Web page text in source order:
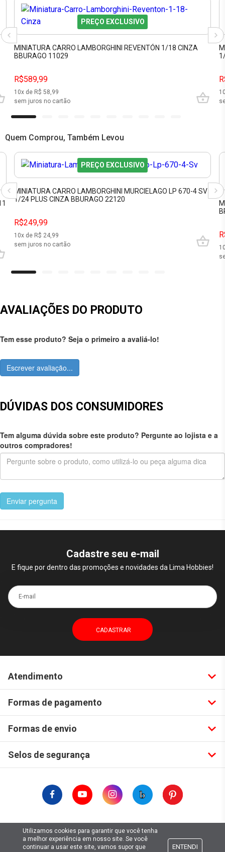
PREÇO EXCLUSIVO
MINIATURA CARRO LAMBORGHINI REVENTÓN 1/18 CINZA
BBURAGO 11029
R$589,99
10x de R$ 58,99
sem juros no cartão
Quem Comprou, Também Levou
PREÇO EXCLUSIVO
MINIATURA CARRO LAMBORGHINI MURCIELAGO LP 670-4 SV
1/24 PLUS CINZA BBURAGO 22120
R$249,99
10x de R$ 24,99
sem juros no cartão
AVALIAÇÕES DO PRODUTO
Tem esse produto? Seja o primeiro a avaliá-lo!
Escrever avaliação...
DÚVIDAS DOS CONSUMIDORES
Tem alguma dúvida sobre este produto? Pergunte ao lojista e a
outros compradores!
Enviar pergunta
Cadastre seu e-mail
E fique por dentro das promoções e novidades da Lima Hobbies!
E-mail
Atendimento
Formas de pagamento
Formas de envio
Selos de segurança
Copyright © 2019. Todos Os Direitos Reservados.
Lima Hobbies Modelismo Eireli - EPP CNPJ: 00.149.281/0001-49
Utilizamos cookies para garantir que você tenha
a melhor experiência em nosso site. Se você
continuar a usar este site, vamos supor que
ENTENDI